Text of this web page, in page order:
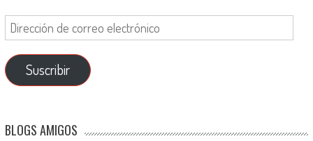
Suscribir
BLOGS AMIGOS